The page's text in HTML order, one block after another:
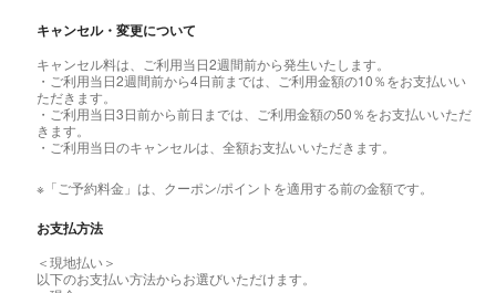
キャンセル・変更について
キャンセル料は、ご利用当日2週間前から発生いたします。
・ご利用当日2週間前から4日前までは、ご利用金額の10％をお支払いい
ただきます。
・ご利用当日3日前から前日までは、ご利用金額の50％をお支払いいただ
きます。
・ご利用当日のキャンセルは、全額お支払いいただきます。
※「ご予約料金」は、クーポン/ポイントを適用する前の金額です。
お支払方法
＜現地払い＞
以下のお支払い方法からお選びいただけます。